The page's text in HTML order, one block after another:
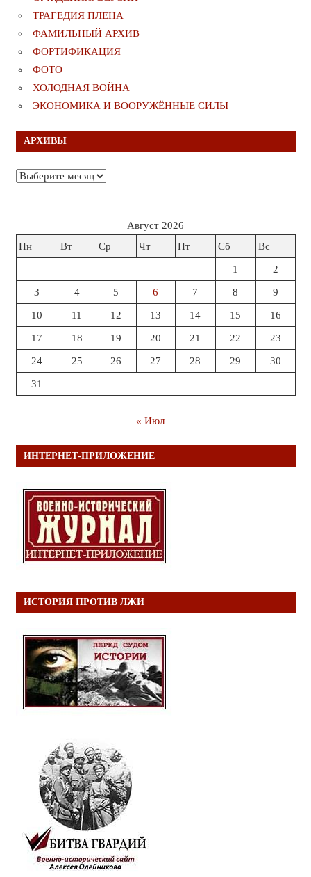
ТРАГЕДИЯ ПЛЕНА
ФАМИЛЬНЫЙ АРХИВ
ФОРТИФИКАЦИЯ
ФОТО
ХОЛОДНАЯ ВОЙНА
ЭКОНОМИКА И ВООРУЖЁННЫЕ СИЛЫ
АРХИВЫ
Архивы
Август 2026
Пн
Вт Ср Чт Пт Сб Вс
1 2
3 4 5 6 7 8 9
10 11 12 13 14 15 16
17 18 19 20 21 22 23
24 25 26 27 28 29 30
31
« Июл
ИНТЕРНЕТ-ПРИЛОЖЕНИЕ
ИСТОРИЯ ПРОТИВ ЛЖИ